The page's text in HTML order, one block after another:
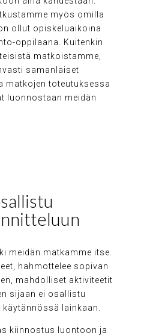
myös omilla
ollut opiskeluaikoina
oppilaana. Kuitenkin
matkoistamme,
samanlaiset
matkojen toteutuksessa
luonnostaan meidän
meidän matkamme itse.
hahmottelee sopivan
mahdolliset aktiviteetit
sijaan ei osallistu
lainkaan.
kiinnostus luontoon ja